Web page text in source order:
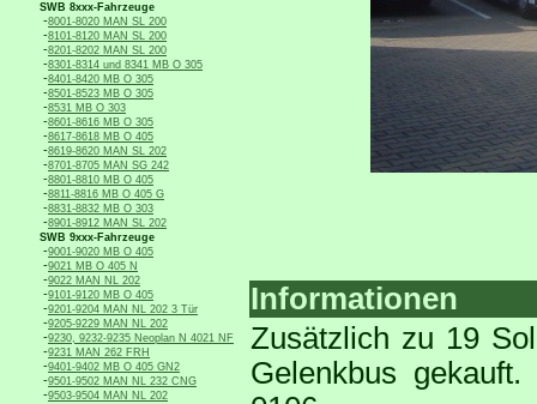
SWB 8xxx-Fahrzeuge
-8001-8020 MAN SL 200
-8101-8120 MAN SL 200
-8201-8202 MAN SL 200
-8301-8314 und 8341 MB O 305
-8401-8420 MB O 305
-8501-8523 MB O 305
-8531 MB O 303
-8601-8616 MB O 305
-8617-8618 MB O 405
-8619-8620 MAN SL 202
-8701-8705 MAN SG 242
-8801-8810 MB O 405
-8811-8816 MB O 405 G
-8831-8832 MB O 303
-8901-8912 MAN SL 202
SWB 9xxx-Fahrzeuge
-9001-9020 MB O 405
-9021 MB O 405 N
-9022 MAN NL 202
-9101-9120 MB O 405
-9201-9204 MAN NL 202 3 Tür
-9205-9229 MAN NL 202
-9230, 9232-9235 Neoplan N 4021 NF
-9231 MAN 262 FRH
-9401-9402 MB O 405 GN2
-9501-9502 MAN NL 232 CNG
-9503-9504 MAN NL 202
Informationen
Zusätzlich zu 19
Gelenkbus